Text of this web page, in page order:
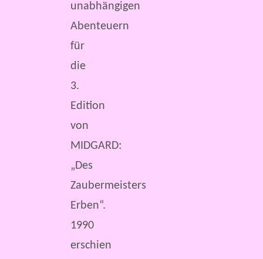
unabhängigen
Abenteuern
für
die
3.
Edition
von
MIDGARD:
„Des
Zaubermeisters
Erben“.
1990
erschien